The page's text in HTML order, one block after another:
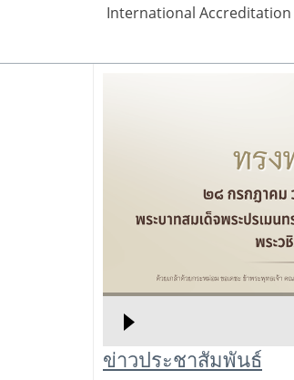
International Accreditation
ข่าวประชาสัมพันธ์